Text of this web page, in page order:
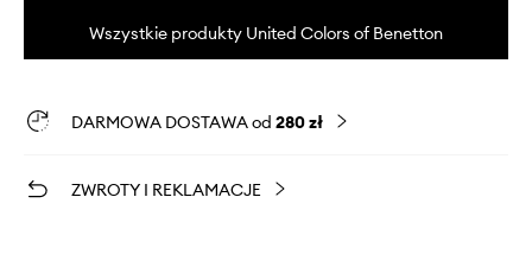
Wszystkie produkty United Colors of Benetton
DARMOWA DOSTAWA od 280 zł
ZWROTY I REKLAMACJE